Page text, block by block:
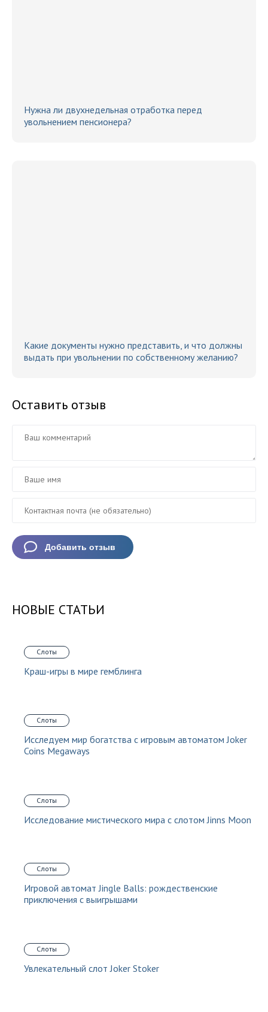
Нужна ли двухнедельная отработка перед
увольнением пенсионера?
Какие документы нужно представить, и что должны
выдать при увольнении по собственному желанию?
Оставить отзыв
НОВЫЕ СТАТЬИ
Слоты
Краш-игры в мире гемблинга
Слоты
Исследуем мир богатства с игровым автоматом Joker
Coins Megaways
Слоты
Исследование мистического мира с слотом Jinns Moon
Слоты
Игровой автомат Jingle Balls: рождественские
приключения с выигрышами
Слоты
Увлекательный слот Joker Stoker